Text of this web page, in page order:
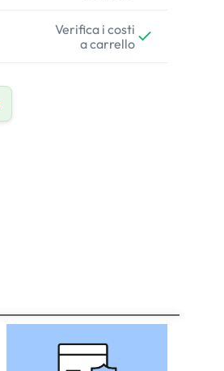
Verifica i costi
a carrello